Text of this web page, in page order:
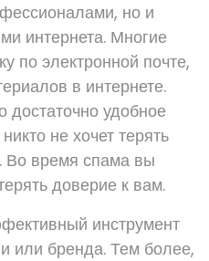
но и
интернета. Многие
по электронной почте,
в интернете.
достаточно удобное
не хочет терять
Во время спама вы
доверие к вам.
инструмент
или бренда. Тем более,